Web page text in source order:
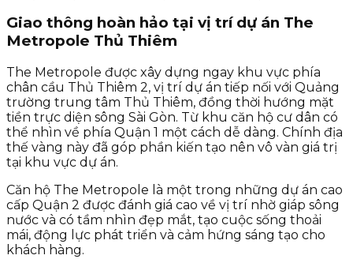
Giao thông hoàn hảo tại vị trí dự án The
Metropole Thủ Thiêm
The Metropole được xây dựng ngay khu vực phía
chân cầu Thủ Thiêm 2, vị trí dự án tiếp nối với Quảng
trường trung tâm Thủ Thiêm, đồng thời hướng mặt
tiền trực diện sông Sài Gòn. Từ khu căn hộ cư dân có
thể nhìn về phía Quận 1 một cách dễ dàng. Chính địa
thế vàng này đã góp phần kiến tạo nên vô vàn giá trị
tại khu vực dự án.
Căn hộ The Metropole là một trong những dự án cao
cấp Quận 2 được đánh giá cao về vị trí nhờ giáp sông
nước và có tầm nhìn đẹp mắt, tạo cuộc sống thoải
mái, động lực phát triển và cảm hứng sáng tạo cho
khách hàng.